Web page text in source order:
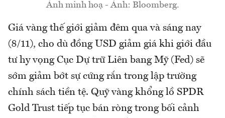
Ảnh minh hoạ - Ảnh: Bloomberg.
Giá vàng thế giới giảm đêm qua và sáng nay
(8/11), cho dù đồng USD giảm giá khi giới đầu
tư hy vọng Cục Dự trữ Liên bang Mỹ (Fed) sẽ
sớm giảm bớt sự cứng rắn trong lập trường
chính sách tiền tệ. Quỹ vàng khổng lồ SPDR
Gold Trust tiếp tục bán ròng trong bối cảnh